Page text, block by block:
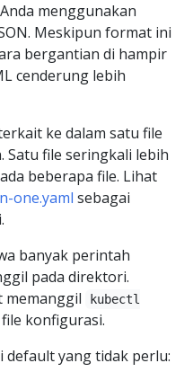
menggunakan
Meskipun format ini
bergantian di hampir
cenderung lebih
ke dalam satu file
Satu file seringkali lebih
beberapa file. Lihat
one.yaml sebagai
banyak perintah
pada direktori.
memanggil
kubectl
konfigurasi.
default yang tidak perlu: